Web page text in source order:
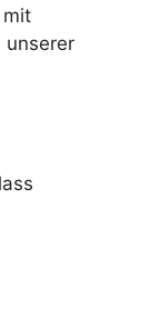
mit
unserer